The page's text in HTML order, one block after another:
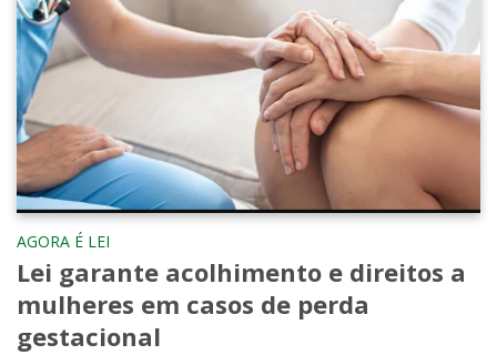
AGORA É LEI
Lei garante acolhimento e direitos a
mulheres em casos de perda
gestacional